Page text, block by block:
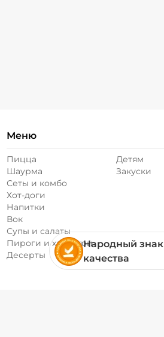
Меню
Пицца
Шаурма
Сеты и комбо
Хот-доги
Напитки
Вок
Супы и салаты
Пироги и хачапури
Десерты
Детям
Закуски
Народный знак
качества